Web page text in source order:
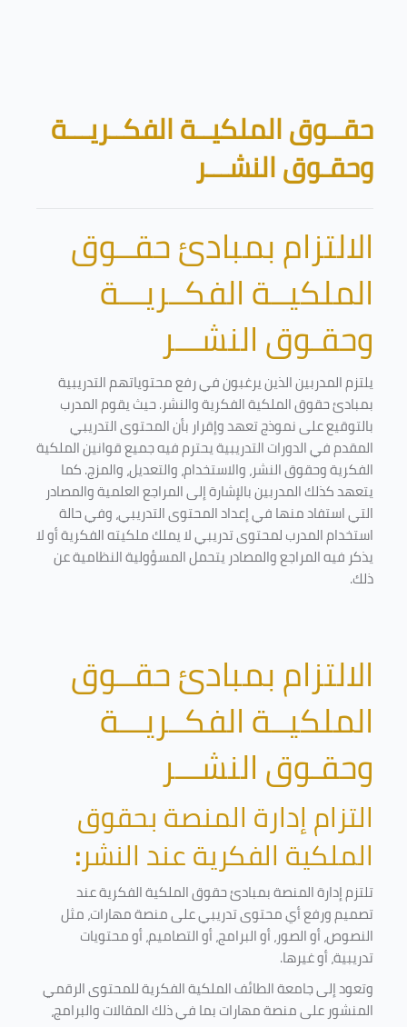
الكتل
حقــوق الملكيــة الفكــريـــة
وحقـوق النشـــر
الالتزام بمبادئ حقــوق
الملكيــة الفكــريـــة
وحقـوق النشـــر
يلتزم المدربين الذين يرغبون في رفع محتوياتهم التدريبية
بمبادئ حقوق الملكية الفكرية والنشر. حيث يقوم المدرب
بالتوقيع على نموذج تعهد وإقرار بأن المحتوى التدريبي
المقدم في الدورات التدريبية يحترم فيه جميع قوانين الملكية
الفكرية وحقوق النشر، والاستخدام، والتعديل، والمزج. كما
يتعهد كذلك المدربين بالإشارة إلى المراجع العلمية والمصادر
التي استفاد منها في إعداد المحتوى التدريبي، وفي حالة
استخدام المدرب لمحتوى تدريبي لا يملك ملكيته الفكرية أو لا
يذكر فيه المراجع والمصادر يتحمل المسؤولية النظامية عن
ذلك.
الالتزام بمبادئ حقــوق
الملكيــة الفكــريـــة
وحقـوق النشـــر
التزام إدارة المنصة بحقوق
الملكية الفكرية عند النشر:
تلتزم إدارة المنصة بمبادئ حقوق الملكية الفكرية عند
تصميم ورفع أي محتوى تدريبي على منصة مهارات، مثل
النصوص، أو الصور، أو البرامج، أو التصاميم، أو محتويات
تدريبية، أو غيرها.
وتعود إلى جامعة الطائف الملكية الفكرية للمحتوى الرقمي
المنشور على منصة مهارات بما في ذلك المقالات والبرامج،